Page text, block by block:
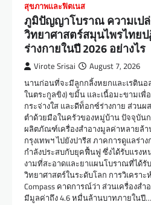
สุขภาพและฟิตเนส
ภูมิปัญญาโบราณ ความเป
วิทยาศาสตร์สมุนไพรไท
ร่างกายในปี 2026 อย่างไร
Virote Srisai August 7, 2026
นานก่อนที่จะมีลูกกลิ้งหยกและเรตินอ
ในตระกูลขิง) ขมิ้น และเนื้อมะขามเพื่
กระจ่างใส และดีท็อกซ์ร่างกาย ส่วน
ตำด้วยมือในครัวของหมู่บ้าน ปัจจุบัน
ผลิตภัณฑ์เครื่องสำอางมูลค่าหลายล้
กรุงเทพฯ ไปยังปารีส ภาคการดูแลร่า
กำลังประสบกับยุคฟื้นฟู ซึ่งได้รับแรง
งามที่สะอาดและยาแผนโบราณที่ได้รั
วิทยาศาสตร์ในระดับโลก การวิเคราะ
Compass คาดการณ์ว่า ส่วนเครื่องส
มีมูลค่าถึง 4.6 หมื่นล้านบาทภายในปี…